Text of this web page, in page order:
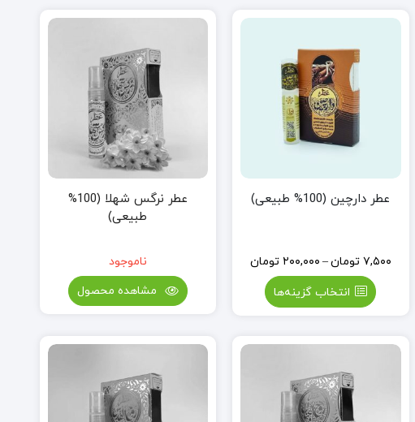
عطر دارچین (100% طبیعی)
۷,۵۰۰ تومان– ۲۰۰,۰۰۰ تومان
انتخاب گزینه‌ها
عطر نرگس شهلا (100%
طبیعی)
ناموجود
مشاهده محصول